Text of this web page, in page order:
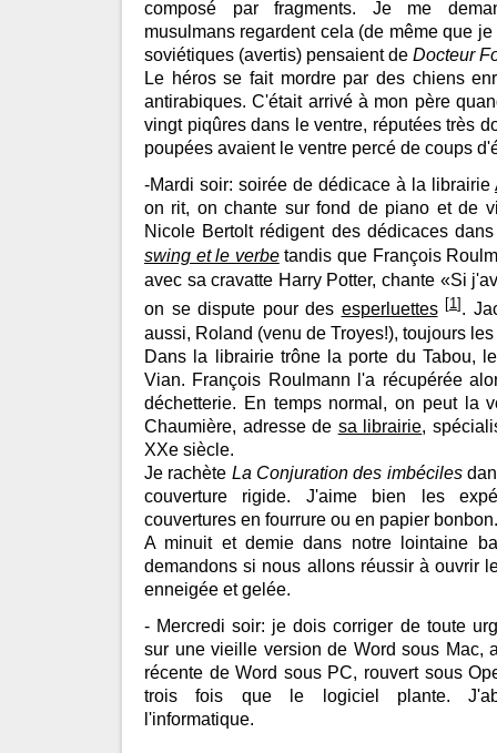
composé par fragments. Je me
musulmans regardent cela (de même que
soviétiques (avertis) pensaient de Docteur
Le héros se fait mordre par des chiens
antirabiques. C'était arrivé à mon père
vingt piqûres dans le ventre, réputées très
poupées avaient le ventre percé de coups
-Mardi soir: soirée de dédicace à la librairie
on rit, on chante sur fond de piano et de
Nicole Bertolt rédigent des dédicaces
swing et le verbetandis que François
avec sa cravatte Harry Potter, chante «Si
on se dispute pour des esperluettes [1] .
aussi, Roland (venu de Troyes!), toujours
Dans la librairie trône la porte du Tabou,
Vian. François Roulmann l'a récupérée
déchetterie. En temps normal, on peut la
Chaumière, adresse de sa librairie,
XXe siècle.
Je rachète La Conjuration des imbéciles
couverture rigide. J'aime bien les
couvertures en fourrure ou en papier bonbon.
A minuit et demie dans notre lointaine
demandons si nous allons réussir à ouvrir
enneigée et gelée.
- Mercredi soir: je dois corriger de toute
sur une vieille version de Word sous Mac,
récente de Word sous PC, rouvert sous
trois fois que le logiciel plante.
l'informatique.